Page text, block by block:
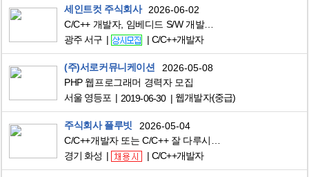
세인트컷 주식회사
2026-06-02
C/C++ 개발자, 임베디드 S/W 개발자 모집합니다
광주 서구
C/C++개발자
(주)서로커뮤니케이션
2026-05-08
PHP 웹프로그래머 경력자 모집
서울 영등포
2019-06-30 웹개발자(중급)
주식회사 플루빗
2026-05-04
경기 화성
C/C++개발자